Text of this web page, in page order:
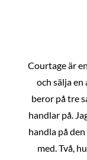
Courtage är
och sälja
beror på tre
handlar på.
handla på
med. Två,